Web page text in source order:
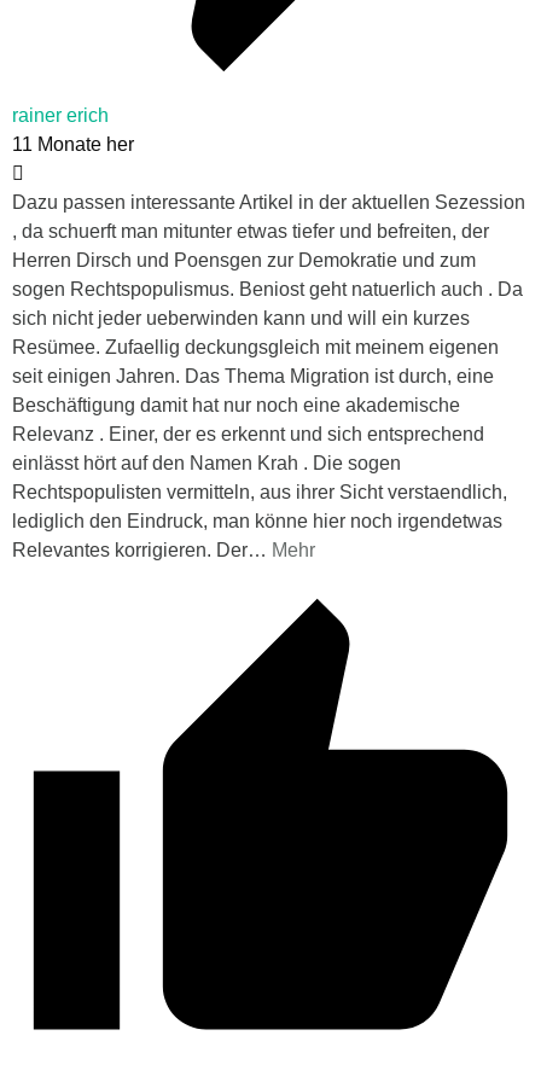
rainer erich
11 Monate her
Dazu passen interessante Artikel in der aktuellen Sezession
, da schuerft man mitunter etwas tiefer und befreiten, der
Herren Dirsch und Poensgen zur Demokratie und zum
sogen Rechtspopulismus. Beniost geht natuerlich auch . Da
sich nicht jeder ueberwinden kann und will ein kurzes
Resümee. Zufaellig deckungsgleich mit meinem eigenen
seit einigen Jahren. Das Thema Migration ist durch, eine
Beschäftigung damit hat nur noch eine akademische
Relevanz . Einer, der es erkennt und sich entsprechend
einlässt hört auf den Namen Krah . Die sogen
Rechtspopulisten vermitteln, aus ihrer Sicht verstaendlich,
lediglich den Eindruck, man könne hier noch irgendetwas
Relevantes korrigieren. Der… Mehr